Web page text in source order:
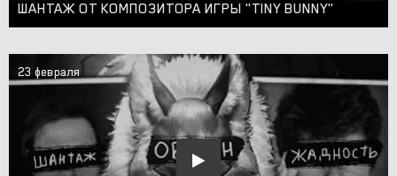
ШАНТАЖ ОТ КОМПОЗИТОРА ИГРЫ "TINY BUNNY"
23 февраля